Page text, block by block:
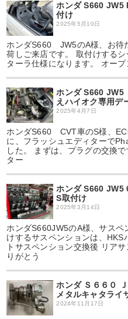
ホンダ S660 JW5
付け
2025年5月10日
ホンダS660 JW5のA様、お待
荷しご来店です。 取付けする
ターラ仕様になります。 オー
ホンダ S660
えハイオク専用デ
2025年4月7日
ホンダS660 CVT車のS様、
に、フラッシュエディターで
した。 まずは、プラグの交換
ター
ホンダ S660 JW5
S取付け
2025年3月14日
ホンダS660JW5のA様、サス
けするサスペンションは、HKS
トサスペンション交換後 リア
りがとう
ホンダ Ｓ６６０
メタルキャタライ
2024年11月17日